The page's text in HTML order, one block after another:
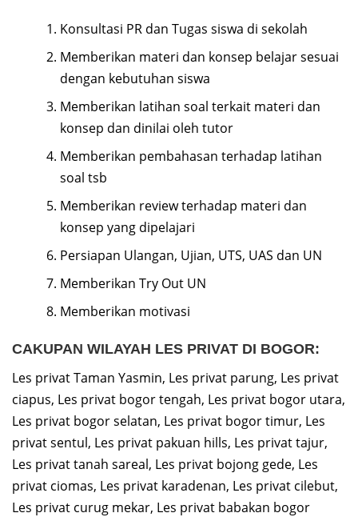
Konsultasi PR dan Tugas siswa di sekolah
Memberikan materi dan konsep belajar sesuai
dengan kebutuhan siswa
Memberikan latihan soal terkait materi dan
konsep dan dinilai oleh tutor
Memberikan pembahasan terhadap latihan
soal tsb
Memberikan review terhadap materi dan
konsep yang dipelajari
Persiapan Ulangan, Ujian, UTS, UAS dan UN
Memberikan Try Out UN
Memberikan motivasi
CAKUPAN WILAYAH LES PRIVAT DI BOGOR:
Les privat Taman Yasmin, Les privat parung, Les privat
ciapus, Les privat bogor tengah, Les privat bogor utara,
Les privat bogor selatan, Les privat bogor timur, Les
privat sentul, Les privat pakuan hills, Les privat tajur,
Les privat tanah sareal, Les privat bojong gede, Les
privat ciomas, Les privat karadenan, Les privat cilebut,
Les privat curug mekar, Les privat babakan bogor